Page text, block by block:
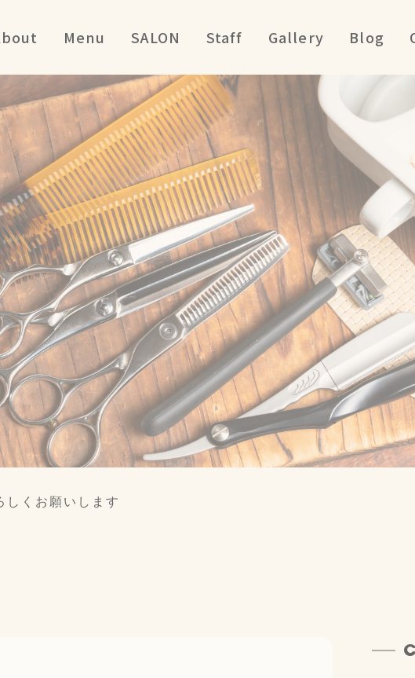
Menu SALON Staff Gallery Blog
くお願いします